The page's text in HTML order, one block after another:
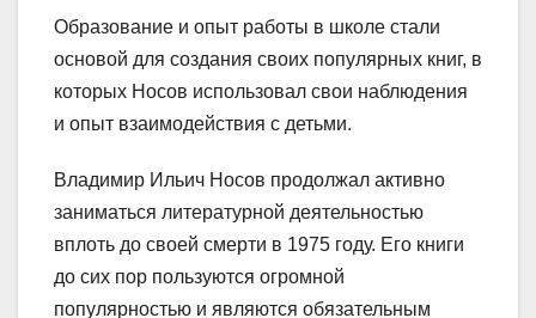
Образование и опыт работы в школе стали
основой для создания своих популярных книг, в
которых Носов использовал свои наблюдения
и опыт взаимодействия с детьми.
Владимир Ильич Носов продолжал активно
заниматься литературной деятельностью
вплоть до своей смерти в 1975 году. Его книги
до сих пор пользуются огромной
популярностью и являются обязательным